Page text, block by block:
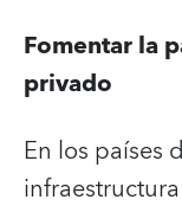
Fomentar la
privado
En los países